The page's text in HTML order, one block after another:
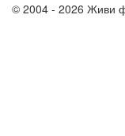
© 2004 - 2026 Живи